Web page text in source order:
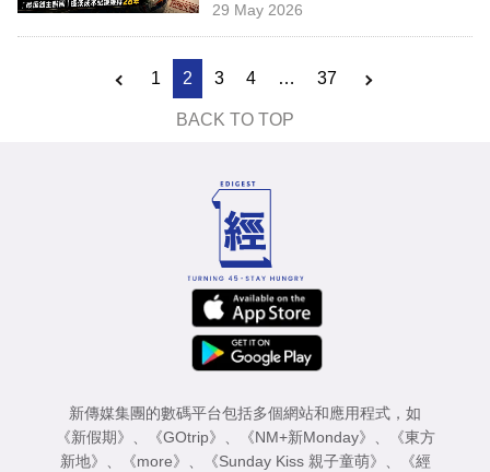
29 May 2026
1 2 3 4 … 37
BACK TO TOP
新傳媒集團的數碼平台包括多個網站和應用程式，如
《新假期》 、 《GOtrip》 、 《NM+新Monday》 、
《東方
新地》 、 《more》 、 《Sunday Kiss 親子童萌》 、
《經